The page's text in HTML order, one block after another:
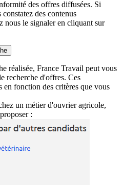
des offres diffusées. Si
des contenus
nous le signaler en cliquant sur
réalisée, France Travail peut vous
recherche d'offres. Ces
en fonction des critères que vous
un métier d'ouvrier agricole,
: